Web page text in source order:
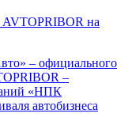
AVTOPRIBOR на
– официального
–
«НПК
автобизнеса